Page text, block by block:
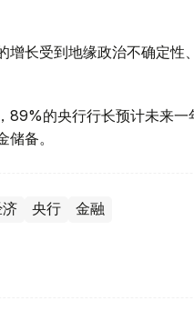
增长受到地缘政治不确定
89%的央行行长预计未来
备。
央行 金融